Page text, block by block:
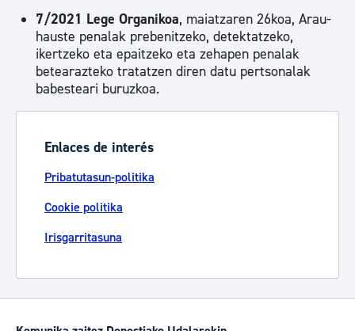
7/2021 Lege Organikoa, maiatzaren 26koa, Arau-
hauste penalak prebenitzeko, detektatzeko,
ikertzeko eta epaitzeko eta zehapen penalak
betearazteko tratatzen diren datu pertsonalak
babesteari buruzkoa.
Enlaces de interés
Pribatutasun-politika
Cookie politika
Irisgarritasuna